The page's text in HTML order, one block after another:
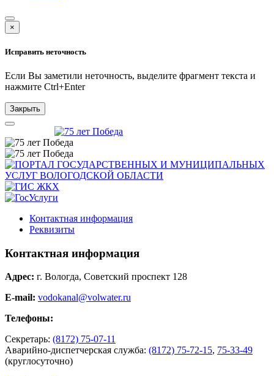
×
Исправить неточность
Если Вы заметили неточность, выделите фрагмент текста и
нажмите Ctrl+Enter
Закрыть
Контактная информация
Реквизиты
Контактная информация
Адрес: г. Вологда, Советский проспект 128
E-mail: vodokanal@volwater.ru
Телефоны:
Секретарь: (8172) 75-07-11
Аварийно-диспетчерская служба: (8172) 75-72-15, 75-33-49
(круглосуточно)